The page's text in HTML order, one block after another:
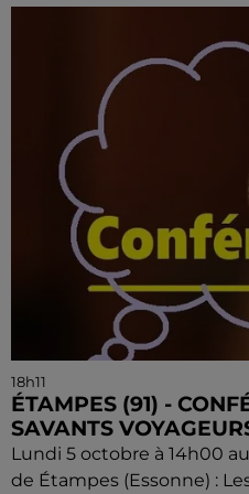
18h11
ÉTAMPES (91) -
SAVANTS
Lundi 5 octobre à 14h00
de Étampes (Essonne) :